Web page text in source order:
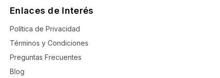
Enlaces de Interés
Política de Privacidad
Términos y Condiciones
Preguntas Frecuentes
Blog